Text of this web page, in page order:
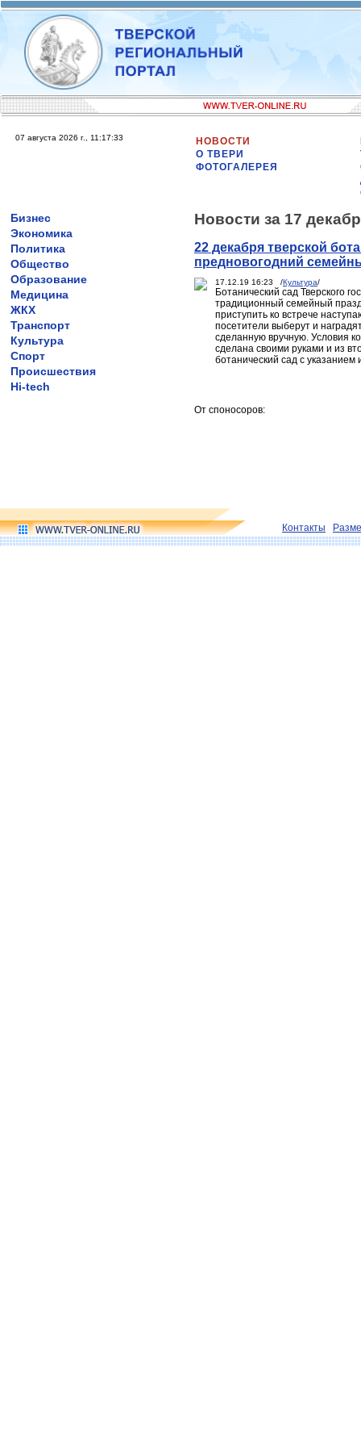
07 августа 2026 г., 11:17:33
НОВОСТИ
О ТВЕРИ
ФОТОГАЛЕРЕЯ
Бизнес
Экономика
Политика
Общество
Образование
Медицина
ЖКХ
Транспорт
Культура
Спорт
Происшествия
Hi-tech
Новости за 17
22 декабря тверской
предновогодний
17.12.19 16:23 /Культура/
Ботанический сад Тверского
традиционный семейный
приступить ко встрече
посетители выберут и
сделанную вручную. Условия
сделана своими руками и из
ботанический сад с
От споносоров:
Контакты